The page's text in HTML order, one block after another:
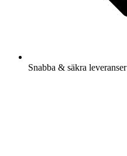
Snabba & säkra leveranser